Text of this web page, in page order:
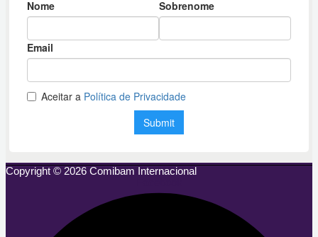
Copyright © 2026 Comibam Internacional